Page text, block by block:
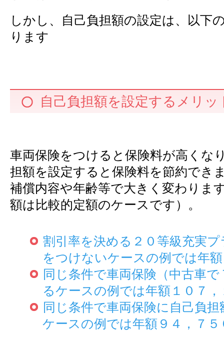
しかし、自己負担額の設定は、以下
ります
自己負担額を設定するメリッ
車両保険をつけると保険料が高くな
担額を設定すると保険料を節約でき
補償内容や年齢等で大きく変わりま
額は比較的定額のケースです）。
割引率を決める２０等級充実
をつけないケースの例では年
同じ条件で車両保険（中古車
るケースの例では年額１０７，
同じ条件で車両保険に自己負
ケースの例では年額９４，７５